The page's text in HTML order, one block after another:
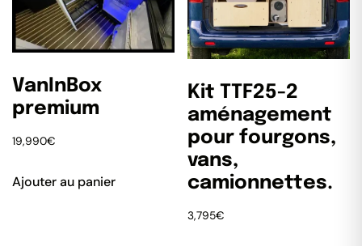
VanInBox
premium
19,990€
Ajouter au panier
Kit TTF25-2
aménagement
pour fourgons,
vans,
camionnettes.
3,795€